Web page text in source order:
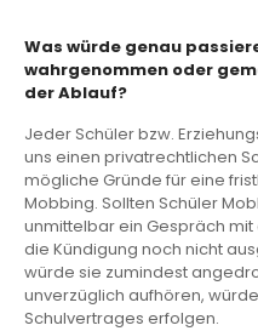
Was würde genau
wahrgenommen oder
der Ablauf?
Jeder Schüler bzw.
uns einen privatrechtlichen
mögliche Gründe für eine
Mobbing. Sollten Schüler
unmittelbar ein Gespräch
die Kündigung noch nicht
würde sie zumindest
unverzüglich aufhören,
Schulvertrages erfolgen.